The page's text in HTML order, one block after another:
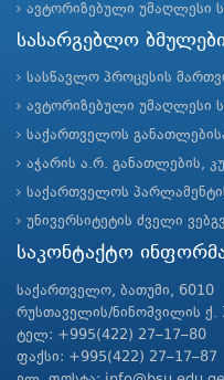
ავტორიზებული უმაღლესი
სასარგებლო
სასწავლო პროცესის
ავტორიზებული უმაღლესი
საქართველოს
აჭარის ა.რ. განათლების,
საქართველოს
უნივერსიტეტის ძველი
საკონტაქტო
საქართველო, ბათუმი, 6010
რუსთაველის/ნინოშვილის ქ.
ტელ: +995(422) 27–17–80
ფაქსი: +995(422) 27–17–87